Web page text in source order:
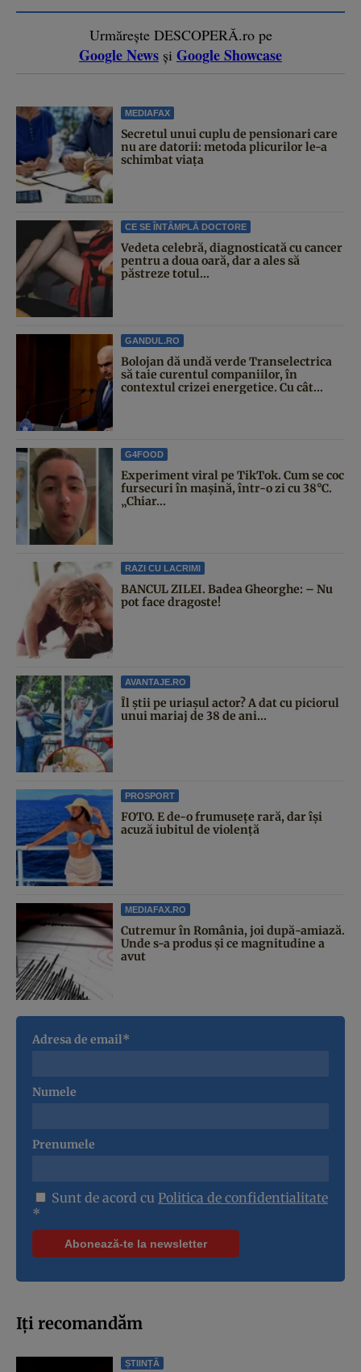
Urmărește DESCOPERĂ.ro pe
Google News și Google Showcase
MEDIAFAX
Secretul unui cuplu de pensionari care
nu are datorii: metoda plicurilor le-a
schimbat viața
CE SE ÎNTÂMPLĂ DOCTORE
Vedeta celebră, diagnosticată cu cancer
pentru a doua oară, dar a ales să
păstreze totul...
GANDUL.RO
Bolojan dă undă verde Transelectrica
să taie curentul companiilor, în
contextul crizei energetice. Cu cât...
G4FOOD
Experiment viral pe TikTok. Cum se coc
fursecuri în mașină, într-o zi cu 38°C.
„Chiar...
RAZI CU LACRIMI
BANCUL ZILEI. Badea Gheorghe: – Nu
pot face dragoste!
AVANTAJE.RO
Îl știi pe uriașul actor? A dat cu piciorul
unui mariaj de 38 de ani...
PROSPORT
FOTO. E de-o frumusețe rară, dar își
acuză iubitul de violență
MEDIAFAX.RO
Cutremur în România, joi după-amiază.
Unde s-a produs și ce magnitudine a
avut
Adresa de email*
Numele
Prenumele
Sunt de acord cu Politica de confidentialitate
*
Iți recomandăm
ȘTIINȚĂ